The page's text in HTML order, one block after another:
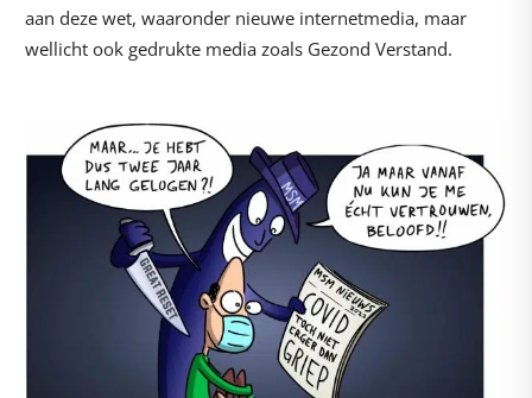
aan deze wet, waaronder nieuwe internetmedia, maar
wellicht ook gedrukte media zoals Gezond Verstand.